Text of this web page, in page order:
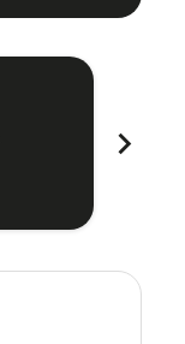
chevron_right